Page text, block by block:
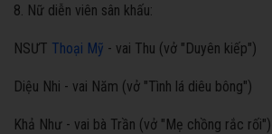
8. Nữ diễn viên sân khấu:
NSƯT Thoại Mỹ - vai Thu (vở "Duyên kiếp")
Diệu Nhi - vai Năm (vở "Tình lá diêu bông")
Khả Như - vai bà Trần (vở "Mẹ chồng rắc rối")